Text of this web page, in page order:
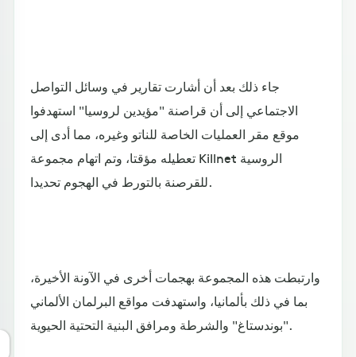
جاء ذلك بعد أن أشارت تقارير في وسائل التواصل
الاجتماعي إلى أن قراصنة "مؤيدين لروسيا" استهدفوا
موقع مقر العمليات الخاصة للناتو وغيره، مما أدى إلى
تعطيله مؤقتا، وتم اتهام مجموعة Killnet الروسية
للقرصنة بالتورط في الهجوم تحديدا.
وارتبطت هذه المجموعة بهجمات أخرى في الآونة الأخيرة،
بما في ذلك بألمانيا، واستهدفت مواقع البرلمان الألماني
"بوندستاغ" والشرطة ومرافق البنية التحتية الحيوية.